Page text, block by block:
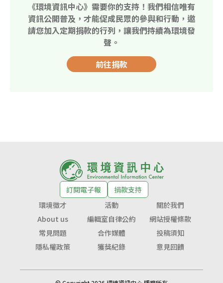
《環境資訊中心》需要你的支持！我們相信唯有
資訊公開普及，才能促成民眾的參與和行動，邀
請您加入定期捐款的行列，讓我們持續為環境發
聲。
前往捐款
訂閱電子報
捐款支持
環境徵才
活動
關於我們
About us
編輯室自律公約
網站授權條款
常見問題
合作媒體
投稿須知
隱私權政策
獲獎紀錄 意見回饋